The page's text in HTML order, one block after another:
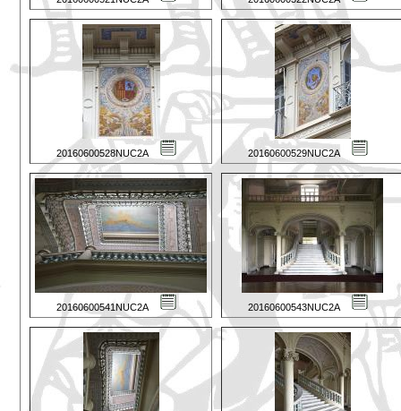
20160600528NUC2A 20160600529NUC2A
20160600541NUC2A 20160600543NUC2A